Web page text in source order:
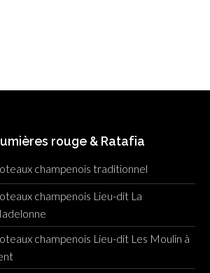
rouge & Ratafia
champenois traditionnel
champenois Lieu-dit La
champenois Lieu-dit Les Moulin à